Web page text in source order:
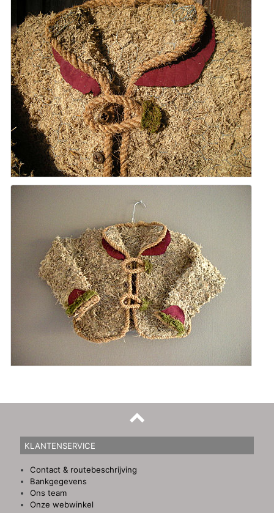
KLANTENSERVICE
Contact & routebeschrijving
Bankgegevens
Ons team
Onze webwinkel